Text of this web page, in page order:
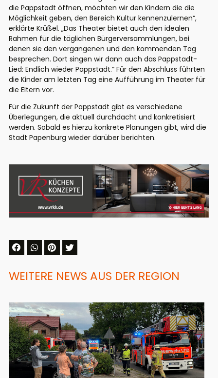
die Pappstadt öffnen, möchten wir den Kindern die die
Möglichkeit geben, den Bereich Kultur kennenzulernen“,
erklärte Krüßel. „Das Theater bietet auch den idealen
Rahmen für die täglichen Bürgerversammlungen, bei
denen sie den vergangenen und den kommenden Tag
besprechen. Dort singen wir dann auch das Pappstadt-
Lied: Endlich wieder Pappstadt.“ Für den Abschluss führten
die Kinder am letzten Tag eine Aufführung im Theater für
die Eltern vor.
Für die Zukunft der Pappstadt gibt es verschiedene
Überlegungen, die aktuell durchdacht und konkretisiert
werden. Sobald es hierzu konkrete Planungen gibt, wird die
Stadt Papenburg wieder darüber berichten.
WEITERE NEWS AUS DER REGION